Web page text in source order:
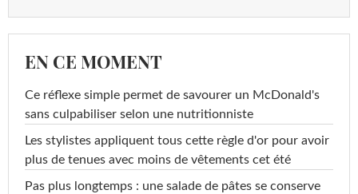
EN CE MOMENT
Ce réflexe simple permet de savourer un McDonald's
sans culpabiliser selon une nutritionniste
Les stylistes appliquent tous cette règle d'or pour avoir
plus de tenues avec moins de vêtements cet été
Pas plus longtemps : une salade de pâtes se conserve